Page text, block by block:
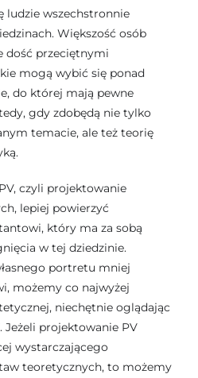
ludzie wszechstronnie
Większość osób
dość przeciętnymi
mogą wybić się ponad
do której mają pewne
gdy zdobędą nie tylko
temacie, ale też teorię
czyli projektowanie
lepiej powierzyć
który ma za sobą
w tej dziedzinie.
portretu mniej
możemy co najwyżej
niechętnie oglądając
Jeżeli projektowanie PV
wystarczającego
teoretycznych, to możemy